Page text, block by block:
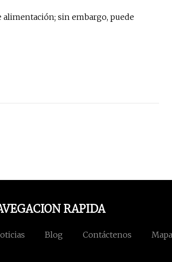
sin embargo, puede
RAPIDA
Blog Contáctenos